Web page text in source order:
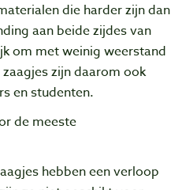
die harder zijn dan
aan beide zijdes van
om met weinig weerstand
zijn daarom ook
en studenten.
de meeste
hebben een verloop